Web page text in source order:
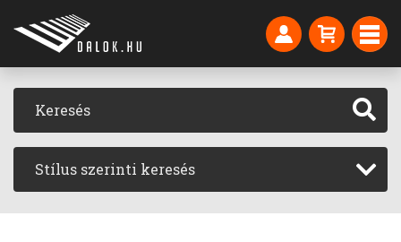
Stílus szerinti keresés